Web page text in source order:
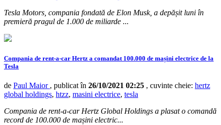
Tesla Motors, compania fondată de Elon Musk, a depășit luni în
premieră pragul de 1.000 de miliarde ...
Compania de rent-a-car Hertz a comandat 100.000 de mașini electrice de la
Tesla
de Paul Maior , publicat în 26/10/2021 02:25 , cuvinte cheie: hertz
global holdings, htzz, masini electrice, tesla
Compania de rent-a-car Hertz Global Holdings a plasat o comandă
record de 100.000 de mașini electric...